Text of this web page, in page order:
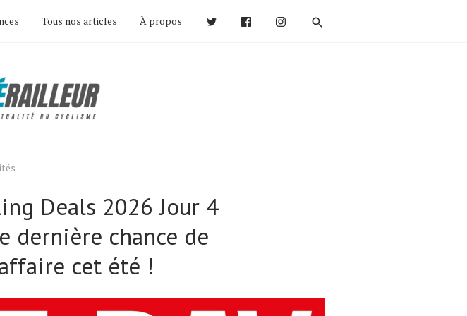
Tous nos articles À propos
Deals 2026 Jour 4
dernière chance de
cet été !